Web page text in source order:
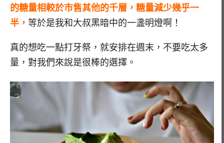
的糖量相較於市售其他的千層，糖量減少幾乎一
半， 等於是我和大叔黑暗中的一盞明燈啊！
真的想吃一點打牙祭，就安排在週末，不要吃太多
量，對我們來說是很棒的選擇。